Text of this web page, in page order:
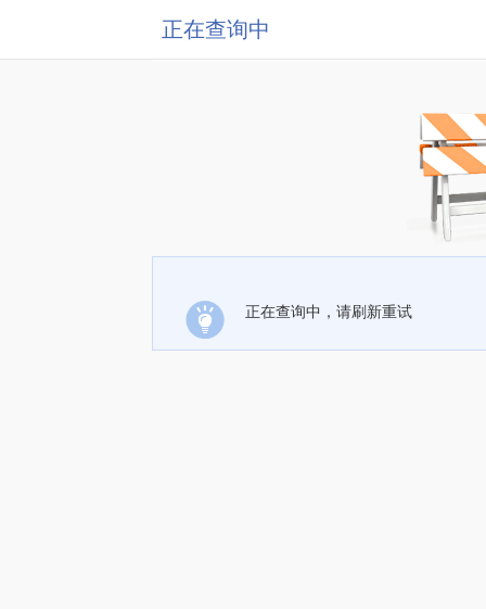
正在查询中
正在查询中，请刷新重试